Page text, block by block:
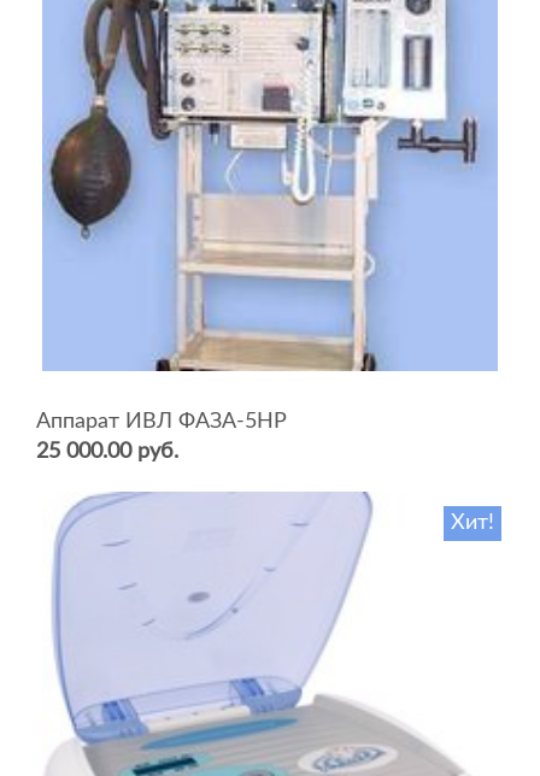
Аппарат ИВЛ ФАЗА-5НР
25 000.00 руб.
Хит!